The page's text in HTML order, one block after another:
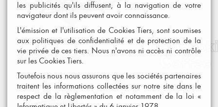
les publicités qu'ils diffusent, à la navigation de votre
navigateur dont ils peuvent avoir connaissance.
L'émission et l'utilisation de Cookies Tiers, sont soumises
aux politiques de confidentialité et de protection de la
vie privée de ces tiers. Nous n'avons ni accès ni contrôle
sur les Cookies Tiers.
Toutefois nous nous assurons que les sociétés partenaires
traitent les informations collectées sur notre site dans le
respect de la règlementation et notamment de la loi «